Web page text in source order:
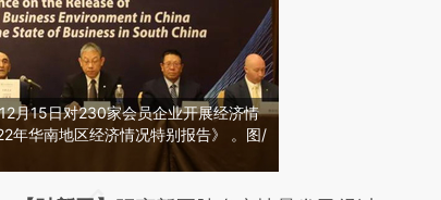
月15日对230家会员企业开展经济情
年华南地区经济情况特别报告》 。图/